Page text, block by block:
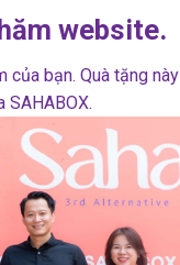
website.
của bạn. Quà tặng
SAHABOX.